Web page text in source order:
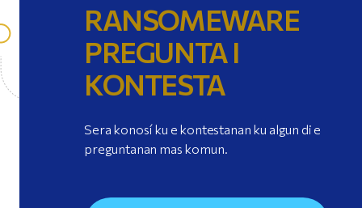
RANSOMEWARE
PREGUNTA I
KONTESTA
Sera konosí ku e kontestanan ku algun di e
preguntanan mas komun.